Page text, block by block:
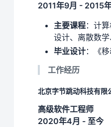
2011年9月 - 2015
主要课程：计
设计、离散数
毕业设计：《
工作经历
北京字节跳动科技有限
高级软件工程师
2020年4月 - 至今